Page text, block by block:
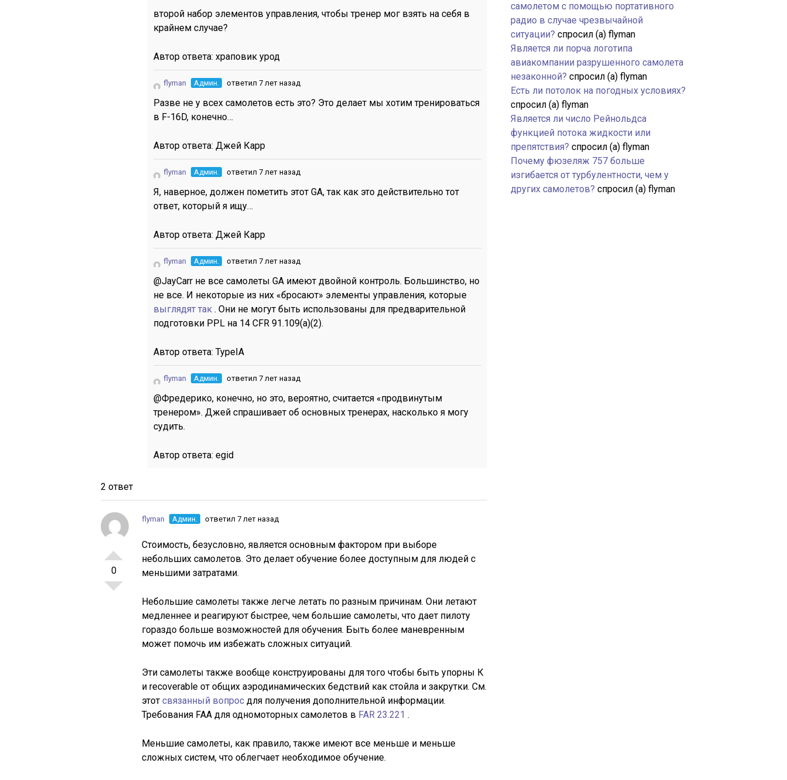
второй набор элементов управления, чтобы тренер мог взять на себя в
крайнем случае?
Автор ответа: храповик урод
flyman Админ. ответил 7 лет назад
Разве не у всех самолетов есть это? Это делает мы хотим тренироваться
в F-16D, конечно…
Автор ответа: Джей Карр
flyman Админ. ответил 7 лет назад
Я, наверное, должен пометить этот GA, так как это действительно тот
ответ, который я ищу…
Автор ответа: Джей Карр
flyman Админ. ответил 7 лет назад
@JayCarr не все самолеты GA имеют двойной контроль. Большинство, но
не все. И некоторые из них «бросают» элементы управления, которые
выглядят так . Они не могут быть использованы для предварительной
подготовки PPL на 14 CFR 91.109(a)(2).
Автор ответа: TypeIA
flyman Админ. ответил 7 лет назад
@Фредерико, конечно, но это, вероятно, считается «продвинутым
тренером». Джей спрашивает об основных тренерах, насколько я могу
судить.
Автор ответа: egid
2 ответ
0
flyman Админ. ответил 7 лет назад
Стоимость, безусловно, является основным фактором при выборе
небольших самолетов. Это делает обучение более доступным для людей с
меньшими затратами.
Небольшие самолеты также легче летать по разным причинам. Они летают
медленнее и реагируют быстрее, чем большие самолеты, что дает пилоту
гораздо больше возможностей для обучения. Быть более маневренным
может помочь им избежать сложных ситуаций.
Эти самолеты также вообще конструированы для того чтобы быть упорны К
и recoverable от общих аэродинамических бедствий как стойла и закрутки. См.
этот связанный вопрос для получения дополнительной информации.
Требования FAA для одномоторных самолетов в FAR 23.221 .
Меньшие самолеты, как правило, также имеют все меньше и меньше
сложных систем, что облегчает необходимое обучение.
самолетом с помощью портативного
радио в случае чрезвычайной
ситуации? спросил (а) flyman
Является ли порча логотипа
авиакомпании разрушенного самолета
незаконной? спросил (а) flyman
Есть ли потолок на погодных условиях?
спросил (а) flyman
Является ли число Рейнольдса
функцией потока жидкости или
препятствия? спросил (а) flyman
Почему фюзеляж 757 больше
изгибается от турбулентности, чем у
других самолетов? спросил (а) flyman